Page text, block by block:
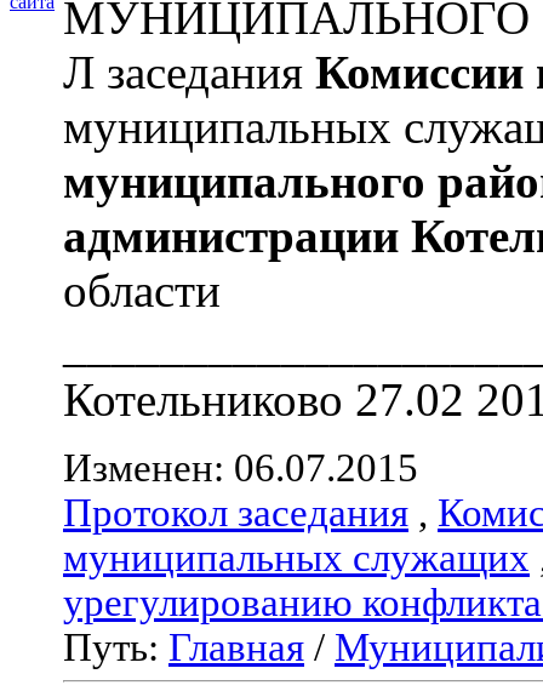
МУНИЦИПАЛЬНОГО
Л заседания Комиссии
муниципальных
муниципального
администрации
области
Котельниково 27.02
Изменен: 06.07.2015
Протокол заседания ,
муниципальных служащих
урегулированию
Путь: Главная /